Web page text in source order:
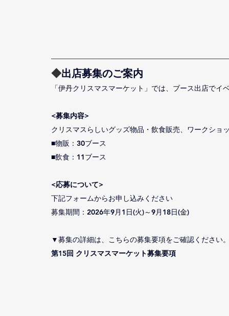
◆出店募集のご案内
「伊丹クリスマスマーケット」では、ブース出店で
<募集内容>
クリスマスらしいグッズ物品・飲食販売、ワークショ
■物販：30ブース
■飲食：11ブース
<応募について>
下記フォームからお申し込みください
募集期間：2026年9月1日(火)～9月18日(金)
▼募集の詳細は、こちらの募集要項をご確認ください
第15回 クリスマスマーケット募集要項